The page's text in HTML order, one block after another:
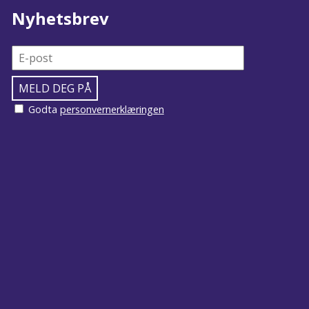
Nyhetsbrev
Godta personvernerklæringen